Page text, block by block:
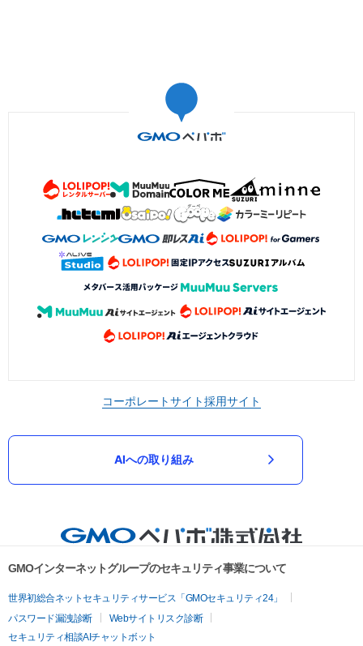
コーポレートサイト採用サイト
AIへの取り組み
GMOインターネットグループのセキュリティ事業について
世界初総合ネットセキュリティサービス「GMOセキュリティ24」
パスワード漏洩診断
Webサイトリスク診断
セキュリティ相談AIチャットボット